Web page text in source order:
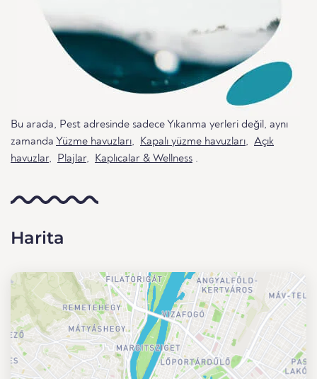
Bu arada, Pest adresinde sadece Yıkanma yerleri değil, aynı
zamanda Yüzme havuzları, Kapalı yüzme havuzları, Açık
havuzlar, Plajlar, Kaplıcalar & Wellness .
Harita